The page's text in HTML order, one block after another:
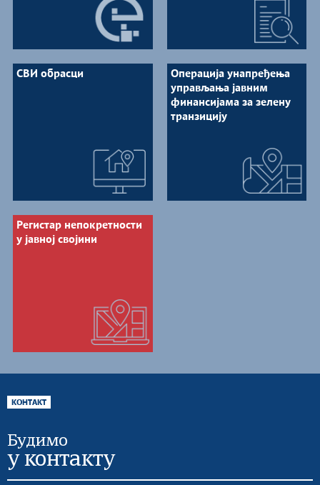
СВИ обрасци
Операција унапређења
управљања јавним
финансијама за зелену
транзицију
Регистар непокретности
у јавној својини
КОНТАКТ
Будимо
у контакту